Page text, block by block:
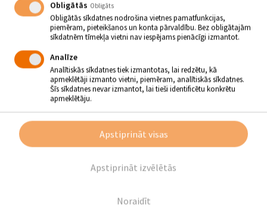
“SKAISTĀKS KĀ DZĪVE IR DZĪVES
SAPNIS”
06.01 - 31.01
Tematiska izstāde “Skaistāks kā dzīve ir dzīves sapnis”
Jānis Akuraters/.
Barikāžu laiks – dienas Latvijas vēsturē, kad Latvijas
cilvēki apliecināja, ka kopīgiem spēkiem var nosargāt
brīvību un izmainīt Latvijas vēsturi.
1991.gada barikādes –
nevardarbīgas pretošanās posms Latvijas Atmodas gaitā, kad
Vecrīgā un ap svarīgākajiem stratēģiskiem objektiem tika celtas
uzbrukuma. Barikades ir mūsu valstiskās neatkarības un
demokrātijas atjaunošanas simbols, būtisks jaunlaiku vēstures
Obligātās Obligāts
Obligātās sīkdatnes nodrošina vietnes pamatfunkcijas,
piemēram, pieteikšanos un konta pārvaldību. Bez obligātajām
sīkdatnēm tīmekļa vietni nav iespējams pienācīgi izmantot.
Analīze
Analītiskās sīkdatnes tiek izmantotas, lai redzētu, kā
apmeklētāji izmanto vietni, piemēram, analītiskās sīkdatnes.
Šīs sīkdatnes nevar izmantot, lai tieši identificētu konkrētu
apmeklētāju.
Noraidīt
Apstiprināt izvēlētās
Apstiprināt visas